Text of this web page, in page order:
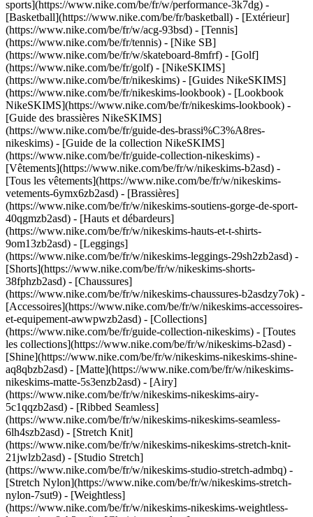
sports](https://www.nike.com/be/fr/w/performance-3k7dg) -
[Basketball](https://www.nike.com/be/fr/basketball) - [Extérieur]
(https://www.nike.com/be/fr/w/acg-93bsd) - [Tennis]
(https://www.nike.com/be/fr/tennis) - [Nike SB]
(https://www.nike.com/be/fr/w/skateboard-8mfrf) - [Golf]
(https://www.nike.com/be/fr/golf) - [NikeSKIMS]
(https://www.nike.com/be/fr/nikeskims) - [Guides NikeSKIMS]
(https://www.nike.com/be/fr/nikeskims-lookbook) - [Lookbook
NikeSKIMS](https://www.nike.com/be/fr/nikeskims-lookbook) -
[Guide des brassières NikeSKIMS]
(https://www.nike.com/be/fr/guide-des-brassi%C3%A8res-
nikeskims) - [Guide de la collection NikeSKIMS]
(https://www.nike.com/be/fr/guide-collection-nikeskims) -
[Vêtements](https://www.nike.com/be/fr/w/nikeskims-b2asd) -
[Tous les vêtements](https://www.nike.com/be/fr/w/nikeskims-
vetements-6ymx6zb2asd) - [Brassières]
(https://www.nike.com/be/fr/w/nikeskims-soutiens-gorge-de-sport-
40qgmzb2asd) - [Hauts et débardeurs]
(https://www.nike.com/be/fr/w/nikeskims-hauts-et-t-shirts-
9om13zb2asd) - [Leggings]
(https://www.nike.com/be/fr/w/nikeskims-leggings-29sh2zb2asd) -
[Shorts](https://www.nike.com/be/fr/w/nikeskims-shorts-
38fphzb2asd) - [Chaussures]
(https://www.nike.com/be/fr/w/nikeskims-chaussures-b2asdzy7ok) -
[Accessoires](https://www.nike.com/be/fr/w/nikeskims-accessoires-
et-equipement-awwpwzb2asd) - [Collections]
(https://www.nike.com/be/fr/guide-collection-nikeskims) - [Toutes
les collections](https://www.nike.com/be/fr/w/nikeskims-b2asd) -
[Shine](https://www.nike.com/be/fr/w/nikeskims-nikeskims-shine-
aq8qbzb2asd) - [Matte](https://www.nike.com/be/fr/w/nikeskims-
nikeskims-matte-5s3enzb2asd) - [Airy]
(https://www.nike.com/be/fr/w/nikeskims-nikeskims-airy-
5c1qqzb2asd) - [Ribbed Seamless]
(https://www.nike.com/be/fr/w/nikeskims-nikeskims-seamless-
6lh4szb2asd) - [Stretch Knit]
(https://www.nike.com/be/fr/w/nikeskims-nikeskims-stretch-knit-
21jwlzb2asd) - [Studio Stretch]
(https://www.nike.com/be/fr/w/nikeskims-studio-stretch-admbq) -
[Stretch Nylon](https://www.nike.com/be/fr/w/nikeskims-stretch-
nylon-7sut9) - [Weightless]
(https://www.nike.com/be/fr/w/nikeskims-nikeskims-weightless-